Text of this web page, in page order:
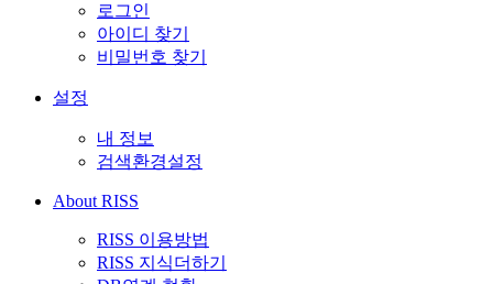
로그인
아이디 찾기
비밀번호 찾기
설정
내 정보
검색환경설정
About RISS
RISS 이용방법
RISS 지식더하기